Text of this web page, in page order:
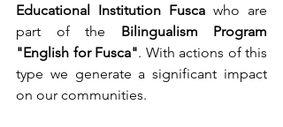
Educational Institution Fusca who are
part of the Bilingualism Program
"English for Fusca". With actions of this
type we generate a significant impact
on our communities.